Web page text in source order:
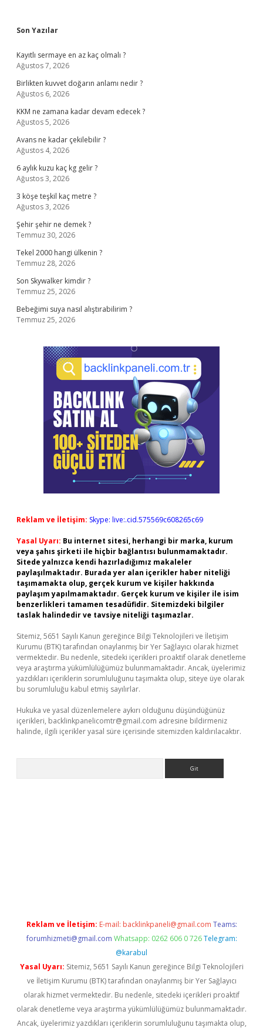
Sidebar
Son Yazılar
Kayıtlı sermaye en az kaç olmalı ?
Ağustos 7, 2026
Birlikten kuvvet doğarın anlamı nedir ?
Ağustos 6, 2026
KKM ne zamana kadar devam edecek ?
Ağustos 5, 2026
Avans ne kadar çekilebilir ?
Ağustos 4, 2026
6 aylık kuzu kaç kg gelir ?
Ağustos 3, 2026
3 köşe teşkil kaç metre ?
Ağustos 3, 2026
Şehir şehir ne demek ?
Temmuz 30, 2026
Tekel 2000 hangi ülkenin ?
Temmuz 28, 2026
Son Skywalker kimdir ?
Temmuz 25, 2026
Bebeğimi suya nasıl alıştırabilirim ?
Temmuz 25, 2026
Reklam ve İletişim: Skype: live:.cid.575569c608265c69
Yasal Uyarı: Bu internet sitesi, herhangi bir marka, kurum
veya şahıs şirketi ile hiçbir bağlantısı bulunmamaktadır.
Sitede yalnızca kendi hazırladığımız makaleler
paylaşılmaktadır. Burada yer alan içerikler haber niteliği
taşımamakta olup, gerçek kurum ve kişiler hakkında
paylaşım yapılmamaktadır. Gerçek kurum ve kişiler ile isim
benzerlikleri tamamen tesadüfidir. Sitemizdeki bilgiler
taslak halindedir ve tavsiye niteliği taşımazlar.
Sitemiz, 5651 Sayılı Kanun gereğince Bilgi Teknolojileri ve İletişim
Kurumu (BTK) tarafından onaylanmış bir Yer Sağlayıcı olarak hizmet
vermektedir. Bu nedenle, sitedeki içerikleri proaktif olarak denetleme
veya araştırma yükümlülüğümüz bulunmamaktadır. Ancak, üyelerimiz
yazdıkları içeriklerin sorumluluğunu taşımakta olup, siteye üye olarak
bu sorumluluğu kabul etmiş sayılırlar.
Hukuka ve yasal düzenlemelere aykırı olduğunu düşündüğünüz
içerikleri, backlinkpanelicomtr@gmail.com adresine bildirmeniz
halinde, ilgili içerikler yasal süre içerisinde sitemizden kaldırılacaktır.
Reklam ve İletişim: E-mail: backlinkpaneli@gmail.com Teams:
forumhizmeti@gmail.com Whatsapp: 0262 606 0 726 Telegram:
@karabul
Yasal Uyarı: Sitemiz, 5651 Sayılı Kanun gereğince Bilgi Teknolojileri
ve İletişim Kurumu (BTK) tarafından onaylanmış bir Yer Sağlayıcı
olarak hizmet vermektedir. Bu nedenle, sitedeki içerikleri proaktif
olarak denetleme veya araştırma yükümlülüğümüz bulunmamaktadır.
Ancak, üyelerimiz yazdıkları içeriklerin sorumluluğunu taşımakta olup,